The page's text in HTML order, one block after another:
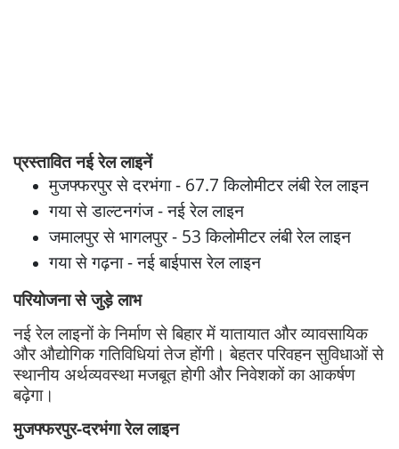
प्रस्तावित नई रेल लाइनें
मुजफ्फरपुर से दरभंगा - 67.7 किलोमीटर लंबी रेल लाइन
गया से डाल्टनगंज - नई रेल लाइन
जमालपुर से भागलपुर - 53 किलोमीटर लंबी रेल लाइन
गया से गढ़ना - नई बाईपास रेल लाइन
परियोजना से जुड़े लाभ
नई रेल लाइनों के निर्माण से बिहार में यातायात और व्यावसायिक
और औद्योगिक गतिविधियां तेज होंगी। बेहतर परिवहन सुविधाओं से
स्थानीय अर्थव्यवस्था मजबूत होगी और निवेशकों का आकर्षण
बढ़ेगा।
मुजफ्फरपुर-दरभंगा रेल लाइन